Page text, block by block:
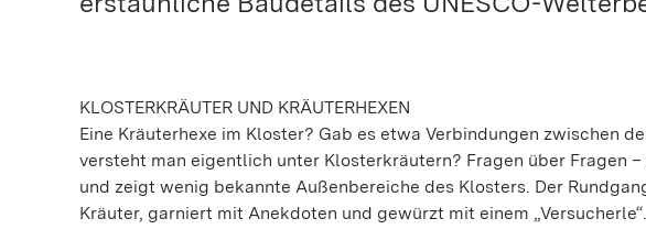
KLOSTERKRÄUTER UND KRÄUTERHEXEN
Eine Kräuterhexe im Kloster? Gab es etwa Verbindungen zwischen
versteht man eigentlich unter Klosterkräutern? Fragen über Fragen
und zeigt wenig bekannte Außenbereiche des Klosters. Der
Kräuter, garniert mit Anekdoten und gewürzt mit einem „Versucherle“.